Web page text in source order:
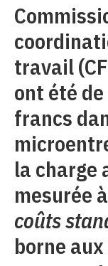
travail
ont été
francs
la
mesurée
coûts
borne